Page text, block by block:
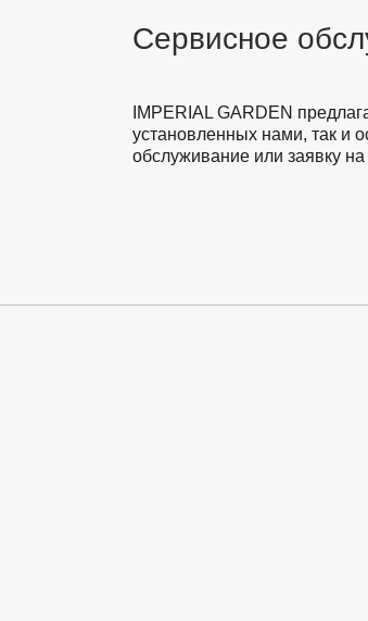
Сервисное
IMPERIAL GARDEN
установленных нами, так и
обслуживание или заявку